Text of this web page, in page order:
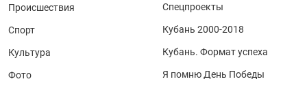
Происшествия
Спорт
Культура
Фото
Спецпроекты
Кубань 2000-2018
Кубань. Формат успеха
Я помню День Победы